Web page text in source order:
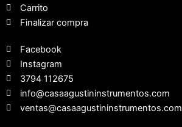
Carrito
Finalizar compra
Facebook
Instagram
3794 112675
info@casaagustininstrumentos.com
ventas@casaagustininstrumentos.com